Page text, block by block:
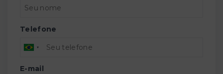
Telefone
E-mail